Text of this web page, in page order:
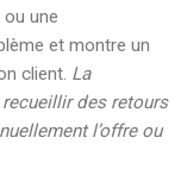
ou une
et montre un
client. La
des retours
l’offre ou